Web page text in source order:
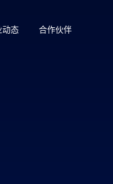
动态 合作伙伴